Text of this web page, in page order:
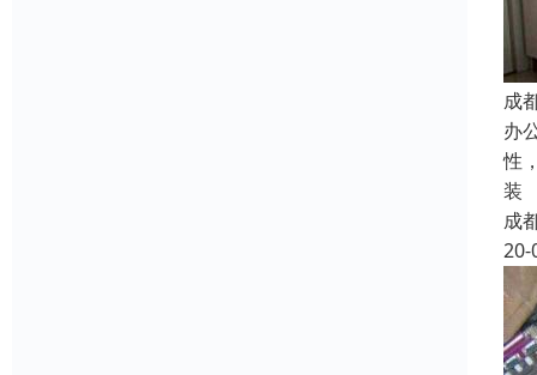
成
办
性
装
成
20-